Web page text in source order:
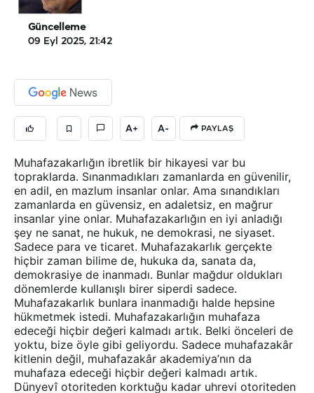
Güncelleme
09 Eyl 2025, 21:42
A+ A- PAYLAŞ
Muhafazakarlığın ibretlik bir hikayesi var bu
topraklarda. Sınanmadıkları zamanlarda en güvenilir,
en adil, en mazlum insanlar onlar. Ama sınandıkları
zamanlarda en güvensiz, en adaletsiz, en mağrur
insanlar yine onlar. Muhafazakarlığın en iyi anladığı
şey ne sanat, ne hukuk, ne demokrasi, ne siyaset.
Sadece para ve ticaret. Muhafazakarlık gerçekte
hiçbir zaman bilime de, hukuka da, sanata da,
demokrasiye de inanmadı. Bunlar mağdur oldukları
dönemlerde kullanışlı birer siperdi sadece.
Muhafazakarlık bunlara inanmadığı halde hepsine
hükmetmek istedi. Muhafazakarlığın muhafaza
edeceği hiçbir değeri kalmadı artık. Belki önceleri de
yoktu, bize öyle gibi geliyordu. Sadece muhafazakâr
kitlenin değil, muhafazakâr akademiya’nın da
muhafaza edeceği hiçbir değeri kalmadı artık.
Dünyevî otoriteden korktuğu kadar uhrevi otoriteden